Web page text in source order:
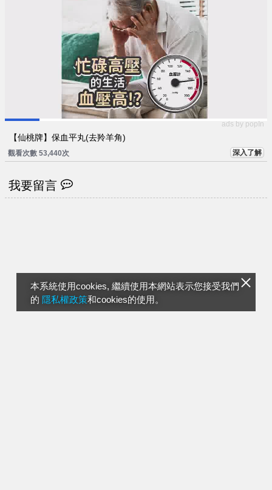
本系統使用cookies, 繼續使用本網站表示您接受我們
的 隱私權政策和cookies的使用。
ads by popIn
【仙桃牌】保血平丸(去羚羊角)
觀看次數 53,440次 深入了解
我要留言